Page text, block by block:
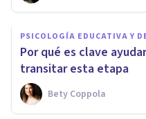
PSICOLOGÍA EDUCATIVA Y
Por qué es clave
transitar esta etapa
Bety Coppola